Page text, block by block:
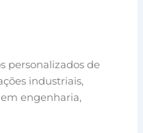
personalizados de
industriais,
engenharia,